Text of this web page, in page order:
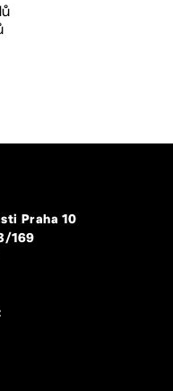
Praha 10
169